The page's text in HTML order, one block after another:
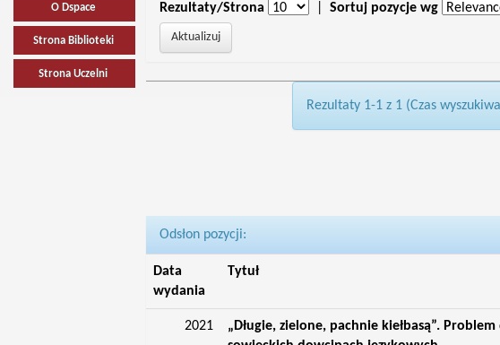
O Dspace
Strona Biblioteki
Strona Uczelni
Rezultaty/Strona Sortuj pozycje wg
Rezultaty 1-1 z 1 (Czas
Odsłon pozycji:
Data
wydania
Tytuł
2021
„Długie, zielone, pachnie kiełbasą”.